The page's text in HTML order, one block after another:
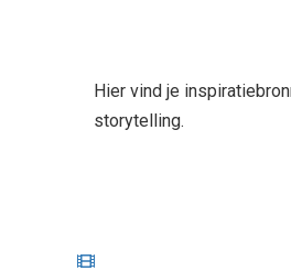
Hier vind je
storytelling.